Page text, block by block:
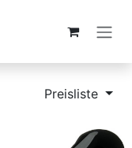
Preisliste